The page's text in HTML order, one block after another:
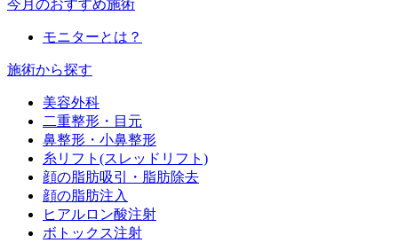
今月のおすすめ施術
モニターとは？
施術から探す
美容外科
二重整形・目元
鼻整形・小鼻整形
糸リフト(スレッドリフト)
顔の脂肪吸引・脂肪除去
顔の脂肪注入
ヒアルロン酸注射
ボトックス注射